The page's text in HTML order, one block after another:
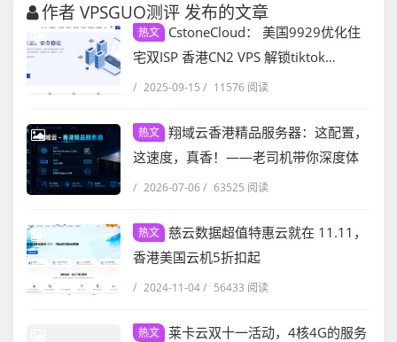
作者 VPSGUO测评 发布的文章
热文
CstoneCloud： 美国9929优化住
宅双ISP 香港CN2 VPS 解锁tiktok
ChatGPT等等 月付九折 年付七五折
/ 2025-09-15 / 11576 阅读
热文 翔域云香港精品服务器：这配置，
这速度，真香！——老司机带你深度体
验
/ 2026-07-06/ 63525 阅读
热文 慈云数据超值特惠云就在 11.11，
香港美国云机5折扣起
/ 2024-11-04/ 56433 阅读
热文 莱卡云双十一活动，4核4G的服务